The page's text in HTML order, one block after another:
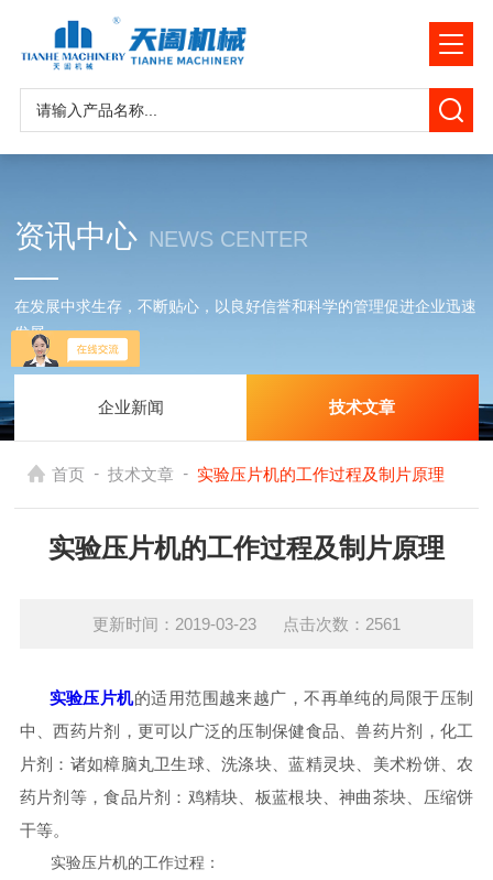
资讯中心 NEWS CENTER
在发展中求生存，不断贴心，以良好信誉和科学的管理促进企业迅速
发展
企业新闻 技术文章
首页 - 技术文章 - 实验压片机的工作过程及制片原理
实验压片机的工作过程及制片原理
更新时间：2019-03-23 点击次数：2561
实验压片机的适用范围越来越广，不再单纯的局限于压制
中、西药片剂，更可以广泛的压制保健食品、兽药片剂，化工
片剂：诸如樟脑丸卫生球、洗涤块、蓝精灵块、美术粉饼、农
药片剂等，食品片剂：鸡精块、板蓝根块、神曲茶块、压缩饼
干等。
实验压片机的工作过程：